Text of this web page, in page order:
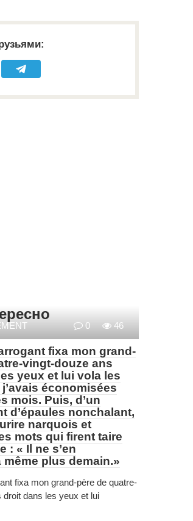
0 46
fixa mon grand-
vingt-douze ans
yeux et lui vola les
économisées
mois. Puis, d’un
d’épaules nonchalant,
narquois et
mots qui firent taire
: « Il ne s’en
plus demain.»
fixa mon grand-père de quatre-
droit dans les yeux et lui